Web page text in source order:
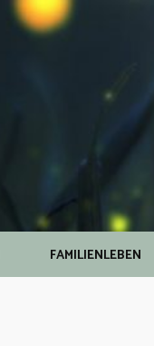
FAMILIENLEBEN